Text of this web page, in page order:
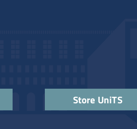
Store UniTS